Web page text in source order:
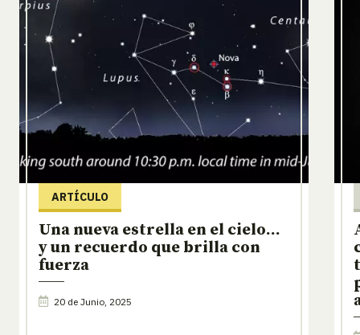
ARTÍCULO
Una nueva estrella en el cielo…
y un recuerdo que brilla con
fuerza
20 de Junio, 2025